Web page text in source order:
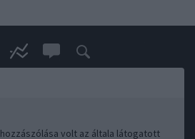
hozzászólása volt az általa látogatott